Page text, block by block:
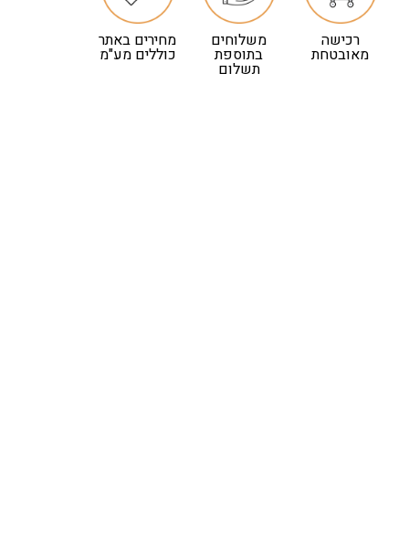
רכישה
מאובטחת
משלוחים
בתוספת
תשלום
מחירים באתר
כוללים מע"מ